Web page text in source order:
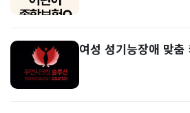
여성 성기능장애 맞춤